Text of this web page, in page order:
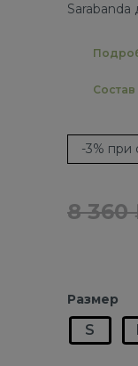
Состав
-3% при
8 360
Размер
S